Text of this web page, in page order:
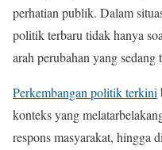
perhatian publik. Dalam
politik terbaru tidak hanya
arah perubahan yang sedang
Perkembangan politik terkini
konteks yang
respons masyarakat, hingga